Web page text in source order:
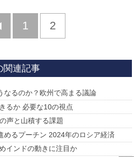
前
1 2
関連記事
なるのか？欧州で高まる議論
るか 必要な10の視点
声と山積する課題
めるプーチン 2024年のロシア経済
インドの動きに注目か